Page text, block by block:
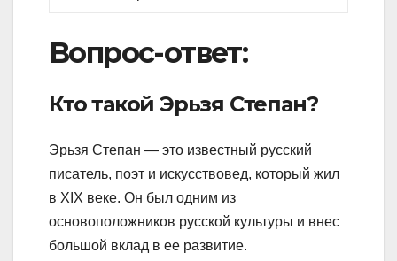
Вопрос-ответ:
Кто такой Эрьзя Степан?
Эрьзя Степан — это известный русский
писатель, поэт и искусствовед, который жил
в XIX веке. Он был одним из
основоположников русской культуры и внес
большой вклад в ее развитие.